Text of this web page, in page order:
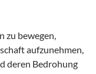
zu bewegen,
aufzunehmen,
deren Bedrohung